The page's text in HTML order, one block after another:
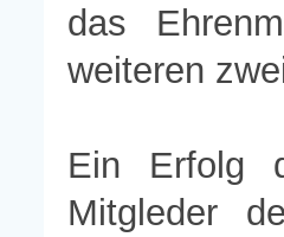
das
weiteren
Ein Erfolg
Mitgleder